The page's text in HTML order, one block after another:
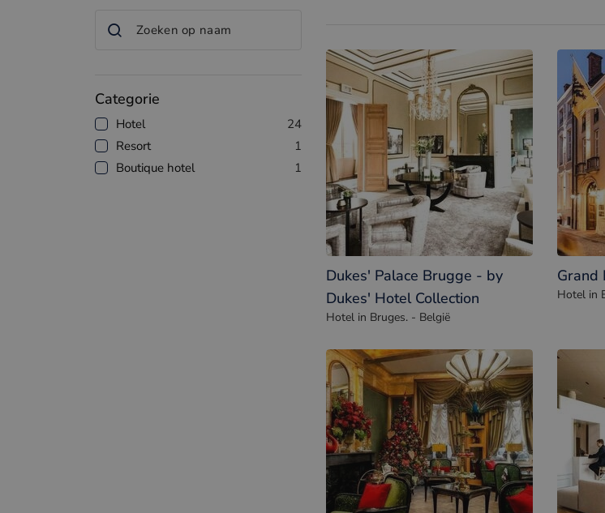
Categorie
Hotel
24
Resort
1
Boutique hotel
1
Dukes' Palace Brugge - by
Dukes' Hotel Collection
Hotel in Bruges. - België
Grand
Hotel in